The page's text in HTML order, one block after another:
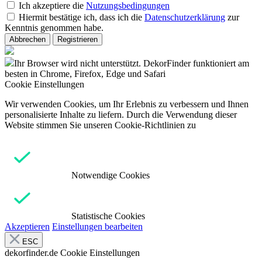
Ich akzeptiere die Nutzungsbedingungen
Hiermit bestätige ich, dass ich die Datenschutzerklärung zur
Kenntnis genommen habe.
Abbrechen Registrieren
Ihr Browser wird nicht unterstützt. DekorFinder funktioniert am
besten in Chrome, Firefox, Edge und Safari
Cookie Einstellungen
Wir verwenden Cookies, um Ihr Erlebnis zu verbessern und Ihnen
personalisierte Inhalte zu liefern. Durch die Verwendung dieser
Website stimmen Sie unseren Cookie-Richtlinien zu
Notwendige Cookies
Statistische Cookies
Akzeptieren Einstellungen bearbeiten
ESC
dekorfinder.de Cookie Einstellungen